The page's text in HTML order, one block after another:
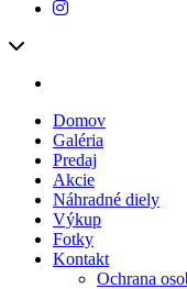
Domov
Galéria
Predaj
Akcie
Náhradné diely
Výkup
Fotky
Kontakt
Ochrana